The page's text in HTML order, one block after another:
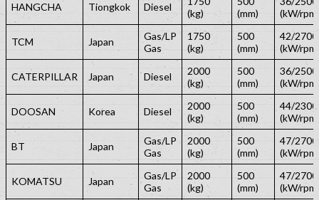
HANGCHA Tiongkok Diesel
(kg)
(mm)
(kW/rpm)
TCM Japan
Gas/LP
Gas
1750
(kg)
500
(mm)
42/2700
(kW/rpm)
CATERPILLAR Japan Diesel
2000
(kg)
500
(mm)
36/2500
(kW/rpm)
DOOSAN Korea Diesel
2000
(kg)
500
(mm)
44/2300
(kW/rpm)
BT Japan
Gas/LP
Gas
2000
(kg)
500
(mm)
47/2700
(kW/rpm)
KOMATSU Japan
Gas/LP
Gas
2000
(kg)
500
(mm)
47/2700
(kW/rpm)